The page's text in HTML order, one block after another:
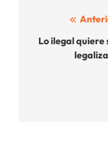
Navegación
de
entradas
Lo ilegal quiere